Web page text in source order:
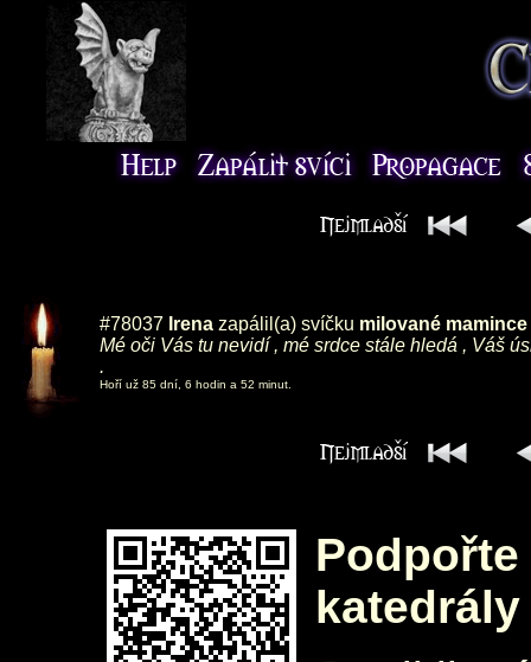
#78037 Irena zapálil(a) svíčku milované
Mé oči Vás tu nevidí , mé srdce stále hledá , Váš
.
Hoří už 85 dní, 6 hodin a 52 minut.
katedrály